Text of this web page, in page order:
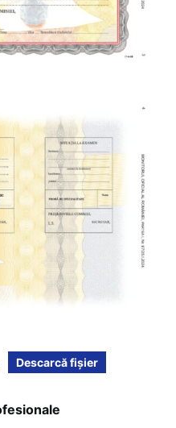
Descarcă fișier